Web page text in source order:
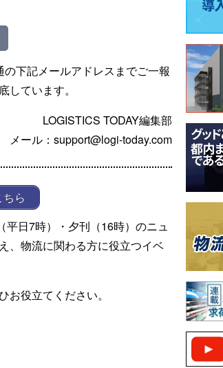
下記メールアドレスまでご一報
ています。
LOGISTICS TODAY編集部
メール：support@logi-today.com
ら
平日7時）・夕刊（16時）のニュ
、物流に関わる方に役立つイベ
役立てください。